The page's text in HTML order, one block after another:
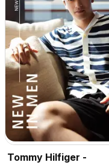
Tommy Hilfiger -